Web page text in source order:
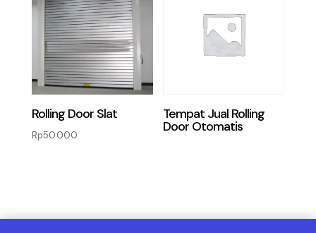
Rolling Door Slat
Rp50.000
Tempat Jual Rolling
Door Otomatis